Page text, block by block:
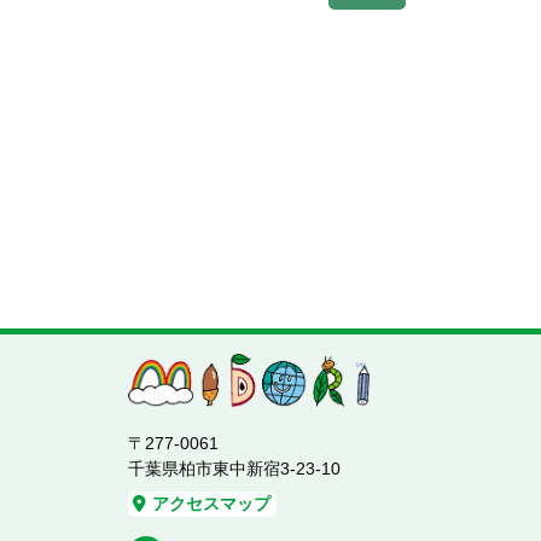
〒277-0061
千葉県柏市東中新宿3-23-10
アクセスマップ